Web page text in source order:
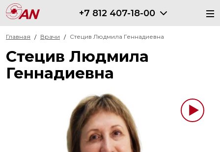
+7 812 407-18-00
Главная Врачи Стецив Людмила Геннадиевна
Стецив Людмила
Геннадиевна